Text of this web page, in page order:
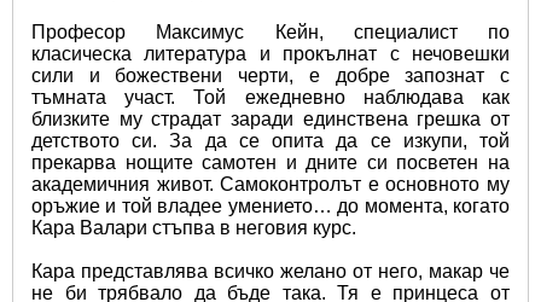
Професор Максимус Кейн, специалист по
класическа литература и прокълнат с нечовешки
сили и божествени черти, е добре запознат с
тъмната участ. Той ежедневно наблюдава как
близките му страдат заради единствена грешка от
детството си. За да се опита да се изкупи, той
прекарва нощите самотен и дните си посветен на
академичния живот. Самоконтролът е основното му
оръжие и той владее умението… до момента, когато
Кара Валари стъпва в неговия курс.
Кара представлява всичко желано от него, макар че
не би трябвало да бъде така. Тя е принцеса от